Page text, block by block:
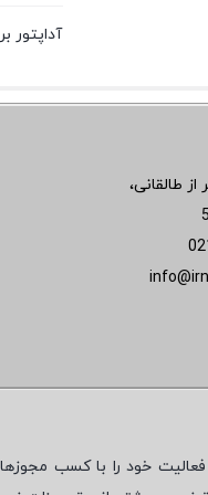
آداپتور
از طالقانی،
خود را با کسب